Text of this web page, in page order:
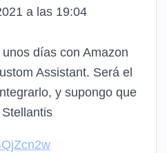
a las 19:04
días con Amazon
Assistant. Será el
y supongo que